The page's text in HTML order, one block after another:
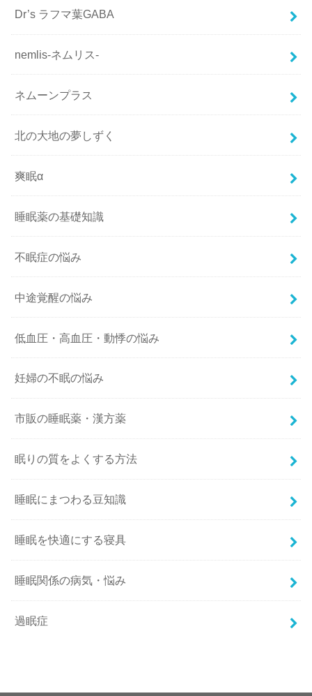
Dr’s ラフマ葉GABA
nemlis-ネムリス-
ネムーンプラス
北の大地の夢しずく
爽眠α
睡眠薬の基礎知識
不眠症の悩み
中途覚醒の悩み
低血圧・高血圧・動悸の悩み
妊婦の不眠の悩み
市販の睡眠薬・漢方薬
眠りの質をよくする方法
睡眠にまつわる豆知識
睡眠を快適にする寝具
睡眠関係の病気・悩み
過眠症